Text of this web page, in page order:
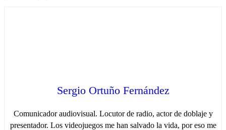
Sergio Ortuño Fernández
Comunicador audiovisual. Locutor de radio, actor de doblaje y
presentador. Los videojuegos me han salvado la vida, por eso me